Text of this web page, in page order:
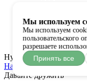
Гарантии и
Таблица размеров
Примерка
Нужна помощь?
Напишите нам
Давайте дружить
Мы используем
Мы используем
пользовательского
разрешаете
Принять все